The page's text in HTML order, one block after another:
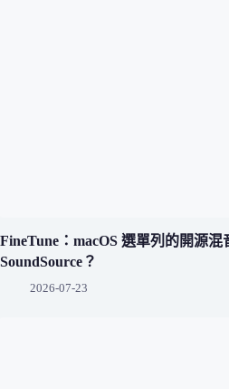
FineTune：macOS 選單列的開源
SoundSource？
2026-07-23